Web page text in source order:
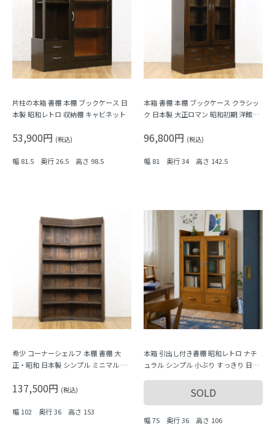
片柱の本箱 書棚 本棚 ブックケース 日
本製 昭和レトロ 収納棚 キャビネット
53,900円 (税込)
幅 81.5 奥行 26.5 高さ 98.5
本箱 書棚 本棚 ブックケース クラシッ
ク 日本製 大正ロマン 昭和初期 洋館風
ィーク ヴィンテージ
96,800円 (税込)
幅 81 奥行 34 高さ 142.5
希少 コーナーシェルフ 本棚 書棚 大
正・昭和 日本製 シンプル ミニマル ヴ
スプレイ 陳列棚
137,500円 (税込)
幅 102 奥行 36 高さ 153
本箱 引出し付き書棚 昭和レトロ ナチ
ュラル シンプル 小ぶり すっきり 日本
SOLD
幅 75 奥行 36 高さ 106